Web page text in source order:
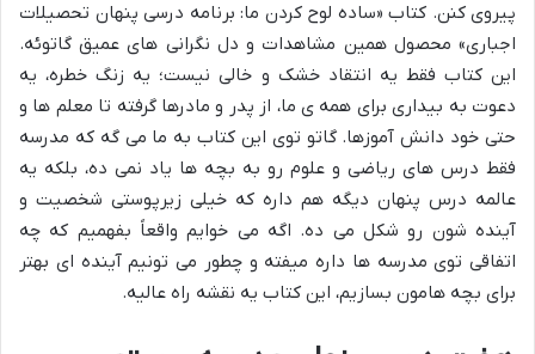
پیروی کنن. کتاب «ساده لوح کردن ما: برنامه درسی پنهان تحصیلات
اجباری» محصول همین مشاهدات و دل نگرانی های عمیق گاتوئه.
این کتاب فقط یه انتقاد خشک و خالی نیست؛ یه زنگ خطره، یه
دعوت به بیداری برای همه ی ما، از پدر و مادرها گرفته تا معلم ها و
حتی خود دانش آموزها. گاتو توی این کتاب به ما می گه که مدرسه
فقط درس های ریاضی و علوم رو به بچه ها یاد نمی ده، بلکه یه
عالمه درس پنهان دیگه هم داره که خیلی زیرپوستی شخصیت و
آینده شون رو شکل می ده. اگه می خوایم واقعاً بفهمیم که چه
اتفاقی توی مدرسه ها داره میفته و چطور می تونیم آینده ای بهتر
برای بچه هامون بسازیم، این کتاب یه نقشه راه عالیه.